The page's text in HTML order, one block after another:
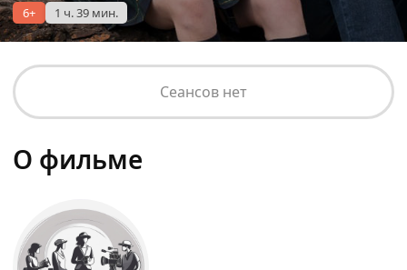
6+ 1 ч. 39 мин.
Сеансов нет
О фильме